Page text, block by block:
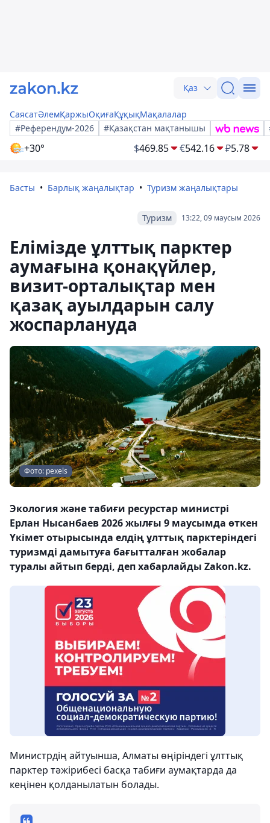
Қаз
СаясатӘлемҚаржыОқиғаҚұқықМақалалар
#Референдум-2026
#Қазақстан мақтанышы
+30° $469.85 €542.16 ₽5.78
Басты Барлық жаңалықтар Туризм жаңалықтары
13:22, 09 маусым 2026
Туризм
Елімізде ұлттық парктер
аумағына қонақүйлер,
визит-орталықтар мен
қазақ ауылдарын салу
жоспарлануда
Фото: pexels
Экология және табиғи ресурстар министрі
Ерлан Нысанбаев 2026 жылғы 9 маусымда өткен
Үкімет отырысында елдің ұлттық парктеріндегі
туризмді дамытуға бағытталған жобалар
туралы айтып берді, деп хабарлайды Zakon.kz.
Министрдің айтуынша, Алматы өңіріндегі ұлттық
парктер тәжірибесі басқа табиғи аумақтарда да
кеңінен қолданылатын болады.